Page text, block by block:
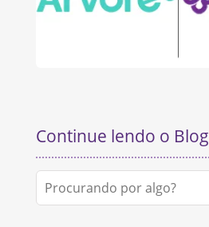
Continue lendo o Blog